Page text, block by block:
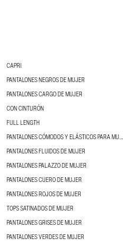
CAPRI
PANTALONES NEGROS DE MUJER
PANTALONES CARGO DE MUJER
CON CINTURÓN
FULL LENGTH
PANTALONES CÓMODOS Y ELÁSTICOS PARA MUJER
PANTALONES FLUIDOS DE MUJER
PANTALONES PALAZZO DE MUJER
PANTALONES CUERO DE MUJER
PANTALONES ROJOS DE MUJER
TOPS SATINADOS DE MUJER
PANTALONES GRISES DE MUJER
PANTALONES VERDES DE MUJER